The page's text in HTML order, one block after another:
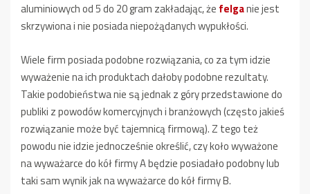
aluminiowych od 5 do 20 gram zakładając, że felganie jest
skrzywiona i nie posiada niepożądanych wypukłości.
Wiele firm posiada podobne rozwiązania, co za tym idzie
wyważenie na ich produktach dałoby podobne rezultaty.
Takie podobieństwa nie są jednak z góry przedstawione do
publiki z powodów komercyjnych i branżowych (często jakieś
rozwiązanie może być tajemnicą firmową). Z tego też
powodu nie idzie jednocześnie określić, czy koło wyważone
na wyważarce do kół firmy A będzie posiadało podobny lub
taki sam wynik jak na wyważarce do kół firmy B.